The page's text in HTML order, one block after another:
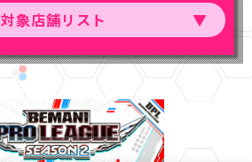
対象店舗リスト